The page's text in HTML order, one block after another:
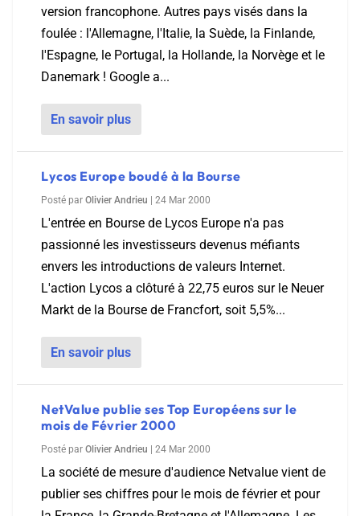
version francophone. Autres pays visés dans la
foulée : l'Allemagne, l'Italie, la Suède, la Finlande,
l'Espagne, le Portugal, la Hollande, la Norvège et le
Danemark ! Google a...
En savoir plus
Lycos Europe boudé à la Bourse
Posté par Olivier Andrieu 24 Mar 2000
L'entrée en Bourse de Lycos Europe n'a pas
passionné les investisseurs devenus méfiants
envers les introductions de valeurs Internet.
L'action Lycos a clôturé à 22,75 euros sur le Neuer
Markt de la Bourse de Francfort, soit 5,5%...
En savoir plus
NetValue publie ses Top Européens sur le
mois de Février 2000
Posté par Olivier Andrieu 24 Mar 2000
La société de mesure d'audience Netvalue vient de
publier ses chiffres pour le mois de février et pour